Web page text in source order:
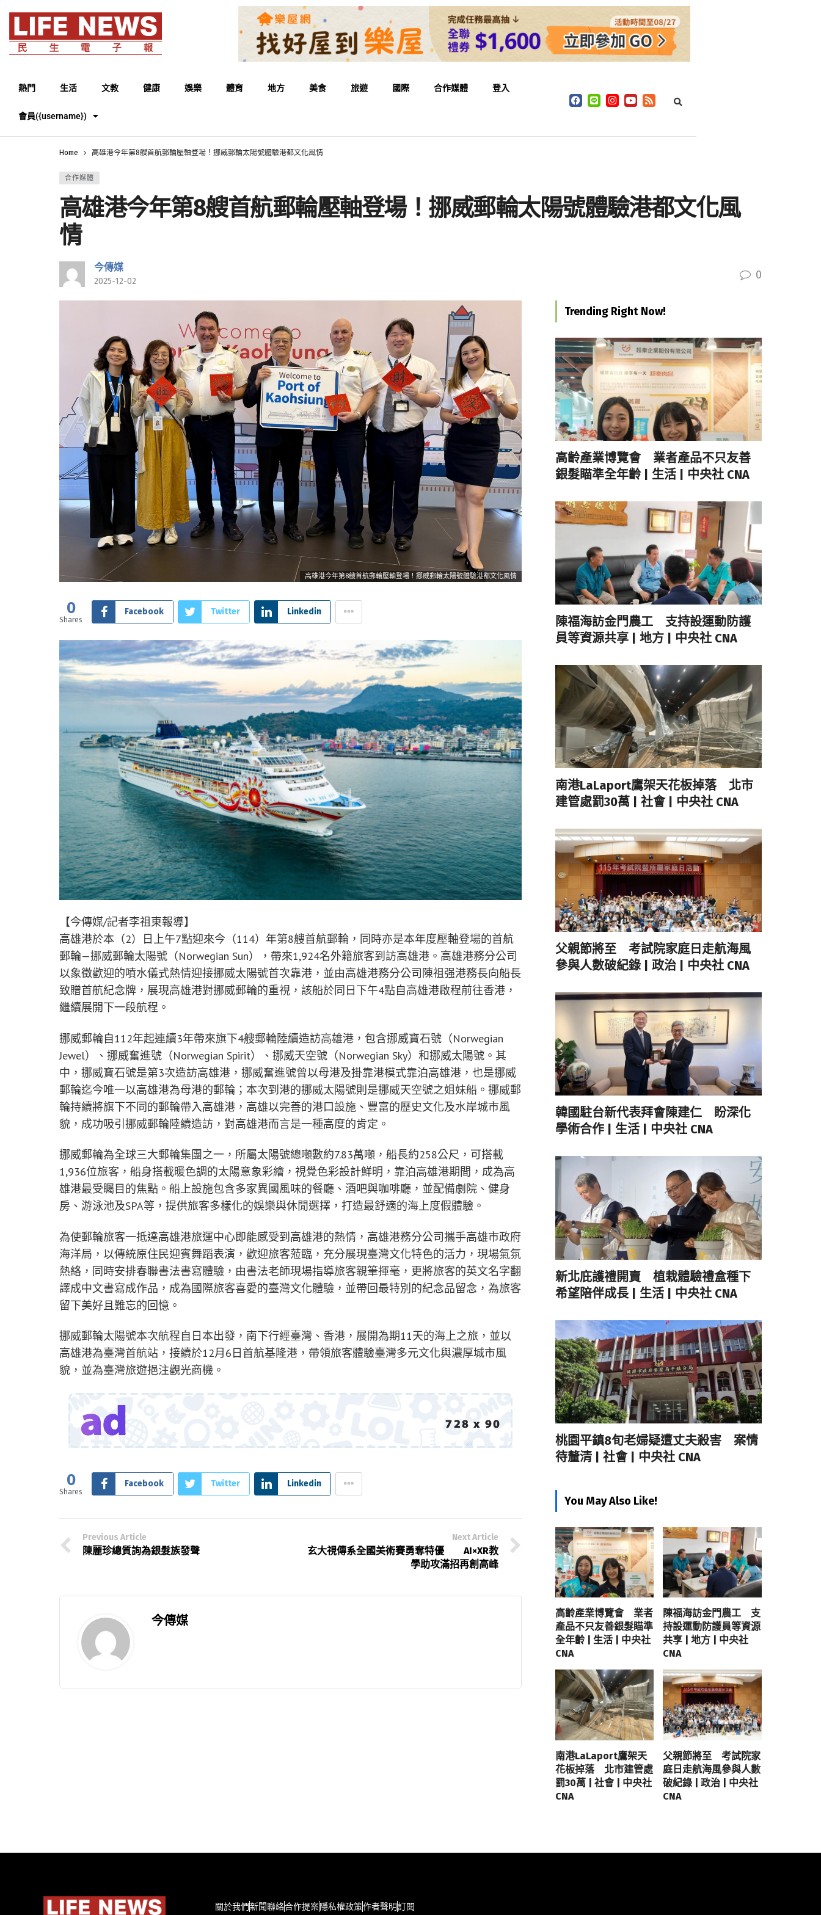
熱門 生活 文教 健康 娛樂 體育 地方 美食 旅遊 國際 合作媒體 登入
會員({username})
Home 高雄港今年第8艘首航郵輪壓軸登場！挪威郵輪太陽號體驗港都文化風情
合作媒體
高雄港今年第8艘首航郵輪壓軸登場！挪威郵輪太陽號體驗港都文化風
情
今傳媒
2025-12-02 0
高雄港今年第8艘首航郵輪壓軸登場！挪威郵輪太陽號體驗港都文化風情
0
Shares
Facebook Twitter Linkedin
【今傳媒/記者李祖東報導】
高雄港於本（2）日上午7點迎來今（114）年第8艘首航郵輪，同時亦是本年度壓軸登場的首航
郵輪—挪威郵輪太陽號（Norwegian Sun），帶來1,924名外籍旅客到訪高雄港。高雄港務分公司
以象徵歡迎的噴水儀式熱情迎接挪威太陽號首次靠港，並由高雄港務分公司陳祖强港務長向船長
致贈首航紀念牌，展現高雄港對挪威郵輪的重視，該船於同日下午4點自高雄港啟程前往香港，
繼續展開下一段航程。
挪威郵輪自112年起連續3年帶來旗下4艘郵輪陸續造訪高雄港，包含挪威寶石號（Norwegian
Jewel）、挪威奮進號（Norwegian Spirit）、挪威天空號（Norwegian Sky）和挪威太陽號。其
中，挪威寶石號是第3次造訪高雄港，挪威奮進號曾以母港及掛靠港模式靠泊高雄港，也是挪威
郵輪迄今唯一以高雄港為母港的郵輪；本次到港的挪威太陽號則是挪威天空號之姐妹船。挪威郵
輪持續將旗下不同的郵輪帶入高雄港，高雄以完善的港口設施、豐富的歷史文化及水岸城市風
貌，成功吸引挪威郵輪陸續造訪，對高雄港而言是一種高度的肯定。
挪威郵輪為全球三大郵輪集團之一，所屬太陽號總噸數約7.83萬噸，船長約258公尺，可搭載
1,936位旅客，船身搭載暖色調的太陽意象彩繪，視覺色彩設計鮮明，靠泊高雄港期間，成為高
雄港最受矚目的焦點。船上設施包含多家異國風味的餐廳、酒吧與咖啡廳，並配備劇院、健身
房、游泳池及SPA等，提供旅客多樣化的娛樂與休閒選擇，打造最舒適的海上度假體驗。
為使郵輪旅客一抵達高雄港旅運中心即能感受到高雄港的熱情，高雄港務分公司攜手高雄市政府
海洋局，以傳統原住民迎賓舞蹈表演，歡迎旅客蒞臨，充分展現臺灣文化特色的活力，現場氣氛
熱絡，同時安排春聯書法書寫體驗，由書法老師現場指導旅客親筆揮毫，更將旅客的英文名字翻
譯成中文書寫成作品，成為國際旅客喜愛的臺灣文化體驗，並帶回最特別的紀念品留念，為旅客
留下美好且難忘的回憶。
挪威郵輪太陽號本次航程自日本出發，南下行經臺灣、香港，展開為期11天的海上之旅，並以
高雄港為臺灣首航站，接續於12月6日首航基隆港，帶領旅客體驗臺灣多元文化與濃厚城市風
貌，並為臺灣旅遊挹注觀光商機。
0
Shares
Facebook Twitter Linkedin
Previous Article
陳麗珍總質詢為銀髮族發聲
Next Article
玄大視傳系全國美術賽勇奪特優 AI×XR教
學助攻滿招再創高峰
今傳媒
Trending Right Now!
高齡產業博覽會 業者產品不只友善
銀髮瞄準全年齡 | 生活 | 中央社 CNA
陳福海訪金門農工 支持設運動防護
員等資源共享 | 地方 | 中央社 CNA
南港LaLaport鷹架天花板掉落 北市
建管處罰30萬 | 社會 | 中央社 CNA
父親節將至 考試院家庭日走航海風
參與人數破紀錄 | 政治 | 中央社 CNA
韓國駐台新代表拜會陳建仁 盼深化
學術合作 | 生活 | 中央社 CNA
新北庇護禮開賣 植栽體驗禮盒種下
希望陪伴成長 | 生活 | 中央社 CNA
桃園平鎮8旬老婦疑遭丈夫殺害 案情
待釐清 | 社會 | 中央社 CNA
You May Also Like!
高齡產業博覽會 業者
產品不只友善銀髮瞄準
全年齡 | 生活 | 中央社
CNA
陳福海訪金門農工 支
持設運動防護員等資源
共享 | 地方 | 中央社
CNA
南港LaLaport鷹架天
花板掉落 北市建管處
罰30萬 | 社會 | 中央社
CNA
父親節將至 考試院家
庭日走航海風參與人數
破紀錄 | 政治 | 中央社
CNA
關於我們新聞聯絡合作提案隱私權政策作者聲明訂閱